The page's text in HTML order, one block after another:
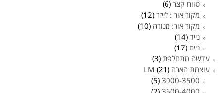
טווח קצר (6)
מקור אור : לייזר (12)
מקור אור: מנורה (10)
נייד (14)
נייח (17)
עדשה מתחלפת (3)
עוצמת הארה LM (21)
3000-3500
(5)
3600-4000
(2)